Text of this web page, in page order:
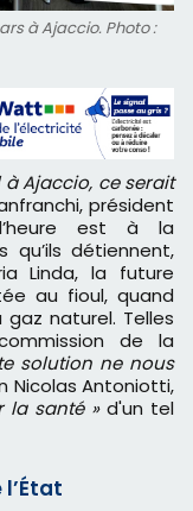
à Ajaccio. Photo :
Ajaccio, ce serait
président
est à la
qu’ils détiennent,
Linda, la future
au fioul, quand
naturel. Telles
de la
solution ne nous
Nicolas Antoniotti,
la santé » d'un tel